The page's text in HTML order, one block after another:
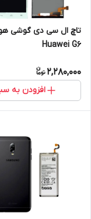
تاچ ال سی دی گوشی
Huawei G6
2,280,000
افزودن به